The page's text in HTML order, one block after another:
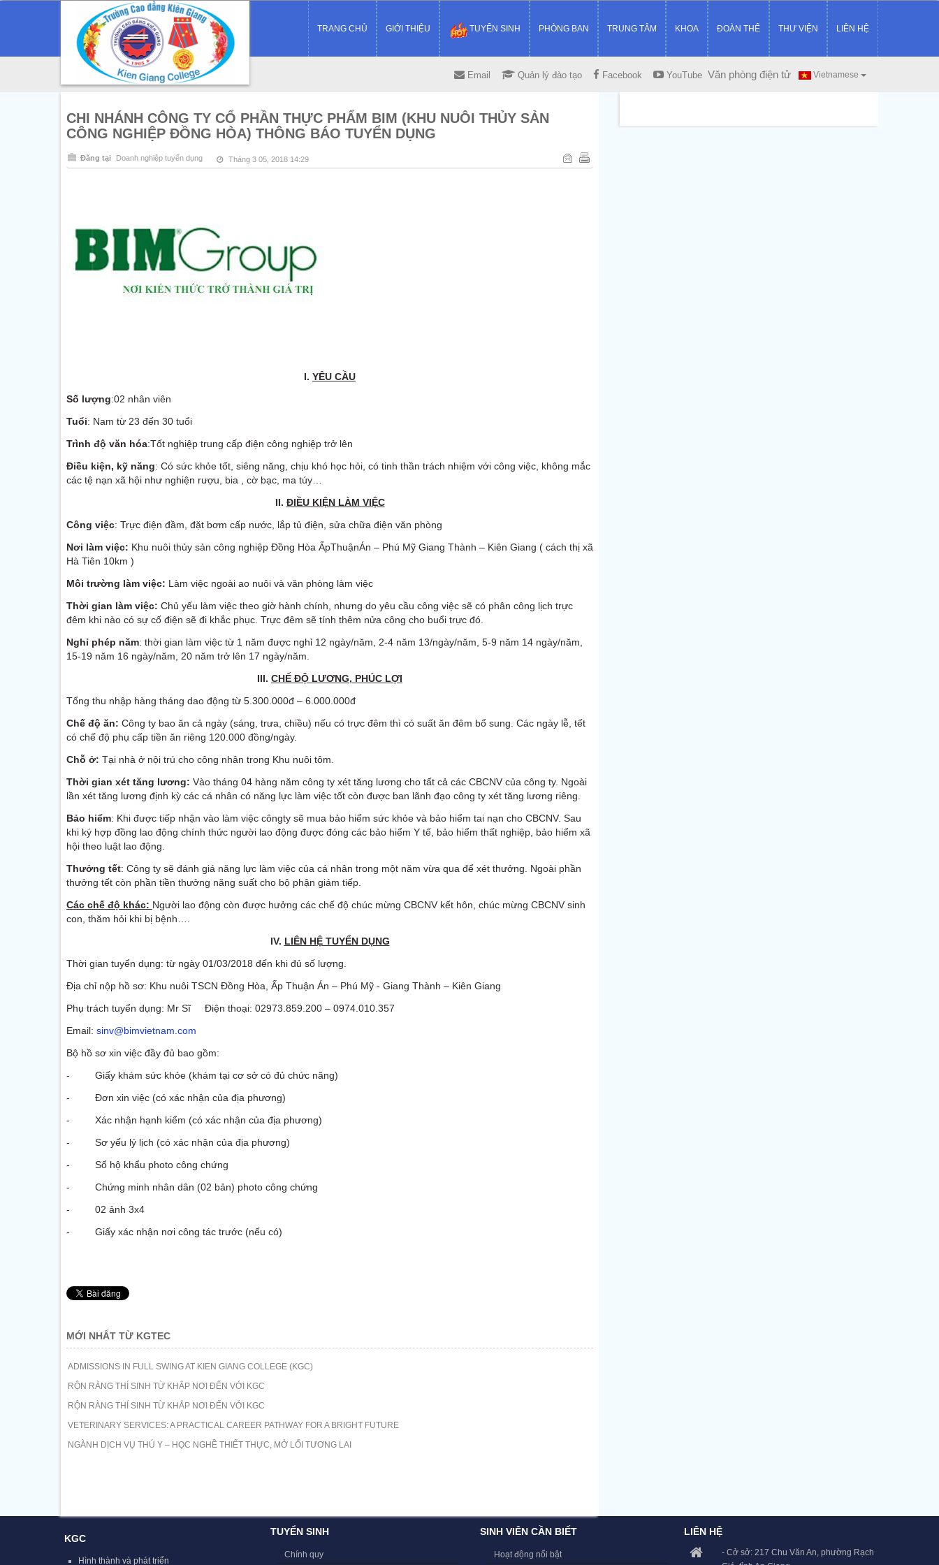
TRANG CHỦ GIỚI THIỆU TUYỂN SINH PHÒNG BAN TRUNG TÂM KHOA ĐOÀN THỂ THƯ VIỆN LIÊN HỆ
Vietnamese
Email Quản lý đào tạo Facebook YouTube Văn phòng điện tử
CHI NHÁNH CÔNG TY CỔ PHẦN THỰC PHẨM BIM (KHU NUÔI THỦY SẢN
CÔNG NGHIỆP ĐỒNG HÒA) THÔNG BÁO TUYỂN DỤNG
Đăng tại Doanh nghiệp tuyển dụng Tháng 3 05, 2018 14:29
I. YÊU CẦU
Số lượng:02 nhân viên
Tuổi: Nam từ 23 đến 30 tuổi
Trình độ văn hóa:Tốt nghiệp trung cấp điện công nghiệp trở lên
Điều kiện, kỹ năng: Có sức khỏe tốt, siêng năng, chịu khó học hỏi, có tinh thần trách nhiệm với công việc, không mắc
các tệ nạn xã hội như nghiện rượu, bia , cờ bạc, ma túy…
II. ĐIỀU KIỆN LÀM VIỆC
Công việc: Trực điện đầm, đặt bơm cấp nước, lắp tủ điện, sửa chữa điện văn phòng
Nơi làm việc: Khu nuôi thủy sản công nghiệp Đồng Hòa ẤpThuậnÁn – Phú Mỹ Giang Thành – Kiên Giang ( cách thị xã
Hà Tiên 10km )
Môi trường làm việc: Làm việc ngoài ao nuôi và văn phòng làm việc
Thời gian làm việc: Chủ yếu làm việc theo giờ hành chính, nhưng do yêu cầu công việc sẽ có phân công lịch trực
đêm khi nào có sự cố điện sẽ đi khắc phục. Trực đêm sẽ tính thêm nửa công cho buổi trực đó.
Nghỉ phép năm: thời gian làm việc từ 1 năm được nghỉ 12 ngày/năm, 2-4 năm 13/ngày/năm, 5-9 năm 14 ngày/năm,
15-19 năm 16 ngày/năm, 20 năm trở lên 17 ngày/năm.
III. CHẾ ĐỘ LƯƠNG, PHÚC LỢI
Tổng thu nhập hàng tháng dao động từ 5.300.000đ – 6.000.000đ
Chế độ ăn: Công ty bao ăn cả ngày (sáng, trưa, chiều) nếu có trực đêm thì có suất ăn đêm bổ sung. Các ngày lễ, tết
có chế độ phụ cấp tiền ăn riêng 120.000 đồng/ngày.
Chỗ ở: Tại nhà ở nội trú cho công nhân trong Khu nuôi tôm.
Thời gian xét tăng lương: Vào tháng 04 hàng năm công ty xét tăng lương cho tất cả các CBCNV của công ty. Ngoài
lần xét tăng lương định kỳ các cá nhân có năng lực làm việc tốt còn được ban lãnh đạo công ty xét tăng lương riêng.
Bảo hiểm: Khi được tiếp nhận vào làm việc côngty sẽ mua bảo hiểm sức khỏe và bảo hiểm tai nạn cho CBCNV. Sau
khi ký hợp đồng lao động chính thức người lao động được đóng các bảo hiểm Y tế, bảo hiểm thất nghiệp, bảo hiểm xã
hội theo luật lao động.
Thưởng tết: Công ty sẽ đánh giá năng lực làm việc của cá nhân trong một năm vừa qua để xét thưởng. Ngoài phần
thưởng tết còn phần tiền thưởng năng suất cho bộ phận giám tiếp.
Các chế độ khác: Người lao động còn được hưởng các chế độ chúc mừng CBCNV kết hôn, chúc mừng CBCNV sinh
con, thăm hỏi khi bị bệnh….
IV. LIÊN HỆ TUYỂN DỤNG
Thời gian tuyển dụng: từ ngày 01/03/2018 đến khi đủ số lượng.
Địa chỉ nộp hồ sơ: Khu nuôi TSCN Đồng Hòa, Ấp Thuận Án – Phú Mỹ - Giang Thành – Kiên Giang
Phụ trách tuyển dụng: Mr Sĩ Điện thoại: 02973.859.200 – 0974.010.357
Email: sinv@bimvietnam.com
Bộ hồ sơ xin việc đầy đủ bao gồm:
- Giấy khám sức khỏe (khám tại cơ sở có đủ chức năng)
- Đơn xin việc (có xác nhận của địa phương)
- Xác nhận hạnh kiểm (có xác nhận của địa phương)
- Sơ yếu lý lịch (có xác nhận của địa phương)
- Sổ hộ khẩu photo công chứng
- Chứng minh nhân dân (02 bản) photo công chứng
- 02 ảnh 3x4
- Giấy xác nhận nơi công tác trước (nếu có)
MỚI NHẤT TỪ KGTEC
ADMISSIONS IN FULL SWING AT KIEN GIANG COLLEGE (KGC)
RỘN RÀNG THÍ SINH TỪ KHẮP NƠI ĐẾN VỚI KGC
RỘN RÀNG THÍ SINH TỪ KHẮP NƠI ĐẾN VỚI KGC
VETERINARY SERVICES: A PRACTICAL CAREER PATHWAY FOR A BRIGHT FUTURE
NGÀNH DỊCH VỤ THÚ Y – HỌC NGHỀ THIẾT THỰC, MỞ LỐI TƯƠNG LAI
KGC
Hình thành và phát triển
TUYỂN SINH
Chính quy
SINH VIÊN CẦN BIẾT
Hoạt động nổi bật
LIÊN HỆ
- Cở sở: 217 Chu Văn An, phường Rạch